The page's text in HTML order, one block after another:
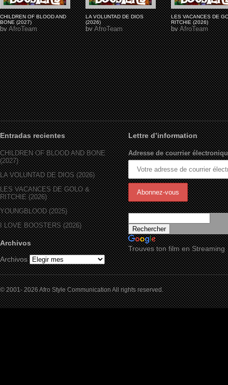
CHILDREN OF BLOOD AND
BONE (2027)
byAfroTeam
LA VOLUNTAD DE DIOS
(2026)
byAfroTeam
LES VACANCES DE
RITCHIE (2026)
byAfroTeam
Entradas recientes
CHILDREN OF BLOOD AND BONE
(2027)
LA VOLUNTAD DE DIOS (2026)
LES VACANCES DE GOLO &
RITCHIE (2026)
YOUNGBLOOD (2025)
I LOVE BOOSTERS (2026)
Archivos
Archivos
Lettre d’information
Adresse de courrier
Trouves ton film en Streaming
© 2001- 2026 Afro Style Communication All rights reserved.